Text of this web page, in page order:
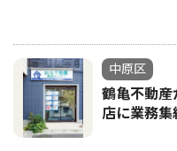
中原区
鶴亀不動
店に業務集